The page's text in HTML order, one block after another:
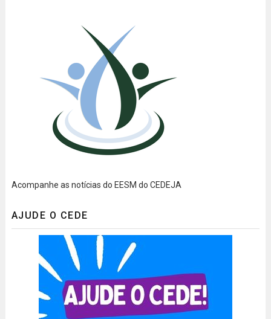
Acompanhe as notícias do EESM do CEDEJA
AJUDE O CEDE